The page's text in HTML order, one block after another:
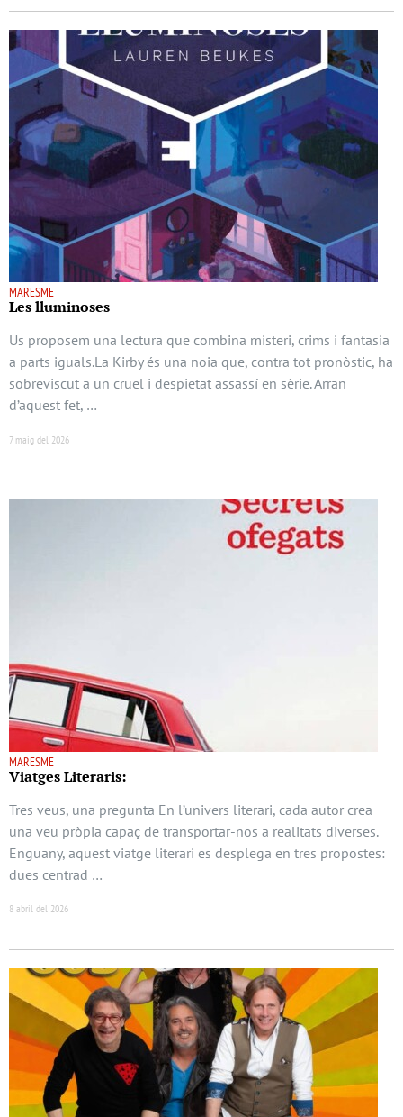
MARESME
Les lluminoses
Us proposem una lectura que combina misteri, crims i fantasia
a parts iguals.La Kirby és una noia que, contra tot pronòstic, ha
sobreviscut a un cruel i despietat assassí en sèrie. Arran
d’aquest fet, …
7 maig del 2026
MARESME
Viatges Literaris:
Tres veus, una pregunta En l’univers literari, cada autor crea
una veu pròpia capaç de transportar-nos a realitats diverses.
Enguany, aquest viatge literari es desplega en tres propostes:
dues centrad …
8 abril del 2026